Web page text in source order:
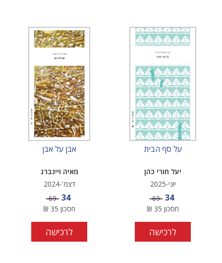
על סף הבית
יעל חורי כהן
יוני-2025
מחיר מבצע
34 מחיר
69
חסכון 35
₪
לרכישה
אבן על אבן
מאיה ויינברג
דצמ'-2024
מחיר מבצע
34 מחיר
69
חסכון 35
₪
לרכישה